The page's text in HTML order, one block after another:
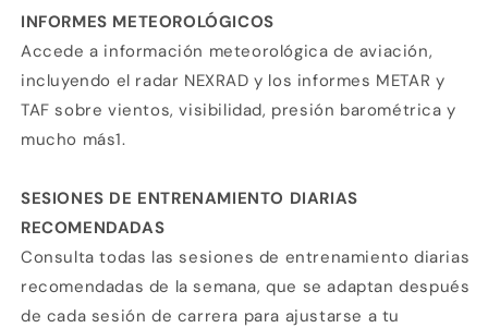
INFORMES METEOROLÓGICOS
Accede a información meteorológica de aviación,
incluyendo el radar NEXRAD y los informes METAR y
TAF sobre vientos, visibilidad, presión barométrica y
mucho más1.
SESIONES DE ENTRENAMIENTO DIARIAS
RECOMENDADAS
Consulta todas las sesiones de entrenamiento diarias
recomendadas de la semana, que se adaptan después
de cada sesión de carrera para ajustarse a tu